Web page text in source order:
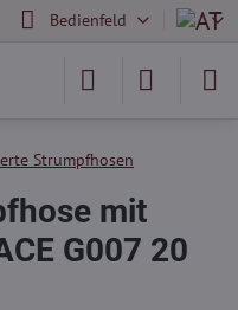
Bedienfeld
Strumpfhosen
mit
G007 20